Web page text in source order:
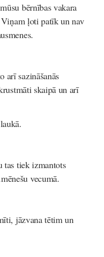
bērnības vakara
ļoti patīk un nav
arī sazināšanās
skaipā un arī
tas tiek izmantots
vecumā.
jāzvana tētim un